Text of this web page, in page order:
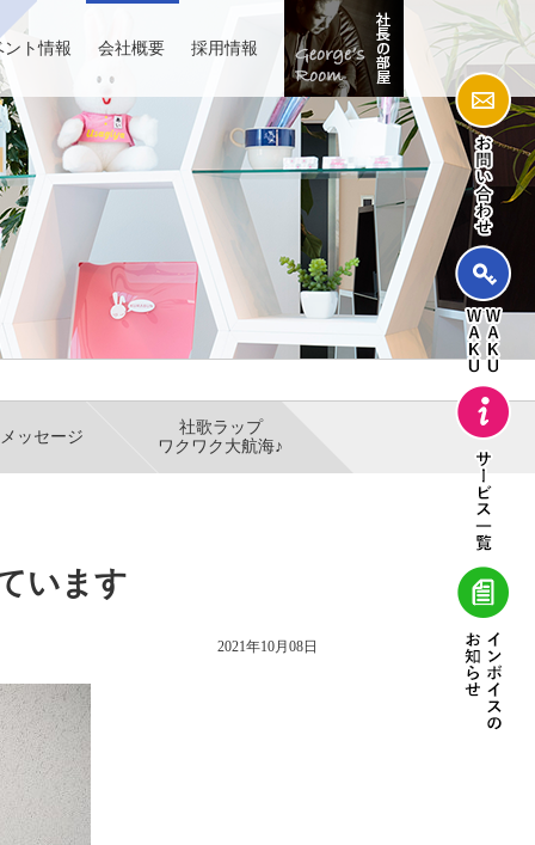
ント情報 会社概要 採用情報
ッセージ
社歌ラップ
ワクワク大航海♪
います
2021年10月08日